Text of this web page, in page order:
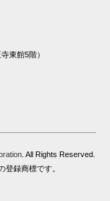
東館5階）
. All Rights Reserved.
録商標です。